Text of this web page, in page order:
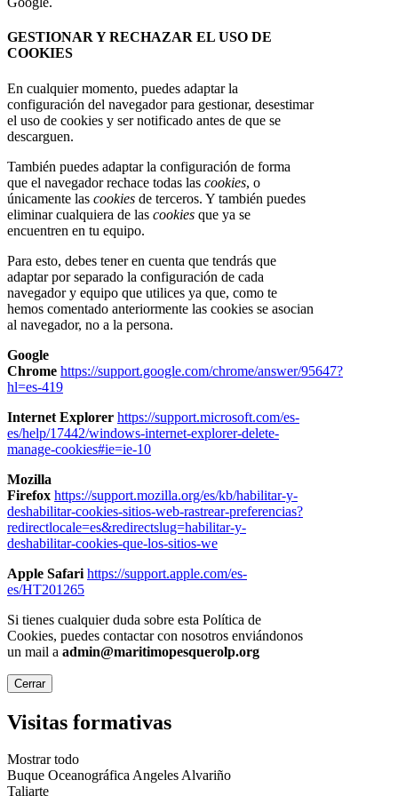
GESTIONAR Y RECHAZAR EL USO DE
COOKIES
En cualquier momento, puedes adaptar la
configuración del navegador para gestionar, desestimar
el uso de cookies y ser notificado antes de que se
descarguen.
También puedes adaptar la configuración de forma
que el navegador rechace todas las cookies, o
únicamente las cookies de terceros. Y también puedes
eliminar cualquiera de las cookies que ya se
encuentren en tu equipo.
Para esto, debes tener en cuenta que tendrás que
adaptar por separado la configuración de cada
navegador y equipo que utilices ya que, como te
hemos comentado anteriormente las cookies se asocian
al navegador, no a la persona.
Google
Chrome https://support.google.com/chrome/answer/95647?
hl=es-419
Internet Explorer https://support.microsoft.com/es-
es/help/17442/windows-internet-explorer-delete-
manage-cookies#ie=ie-10
Mozilla
Firefox https://support.mozilla.org/es/kb/habilitar-y-
deshabilitar-cookies-sitios-web-rastrear-preferencias?
redirectlocale=es&redirectslug=habilitar-y-
deshabilitar-cookies-que-los-sitios-we
Apple Safari https://support.apple.com/es-
es/HT201265
Si tienes cualquier duda sobre esta Política de
Cookies, puedes contactar con nosotros enviándonos
un mail a admin@maritimopesquerolp.org
Cerrar
Visitas formativas
Mostrar todo
Buque Oceanográfica Angeles Alvariño
Taliarte